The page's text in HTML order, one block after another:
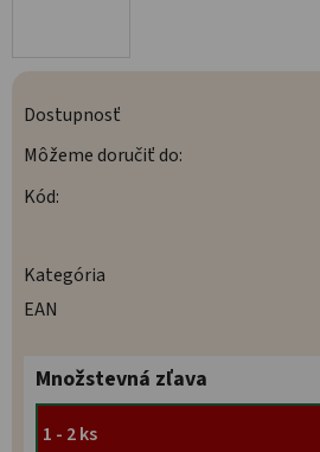
Dostupnosť
Môžeme doručiť do:
Kód:
Kategória
EAN
Množstevná zľava
1 - 2 ks